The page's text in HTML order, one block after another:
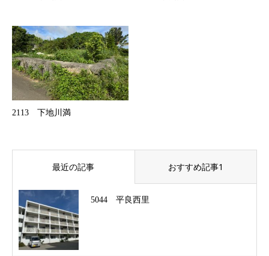
2113 下地川満
最近の記事 おすすめ記事1
5044 平良西里